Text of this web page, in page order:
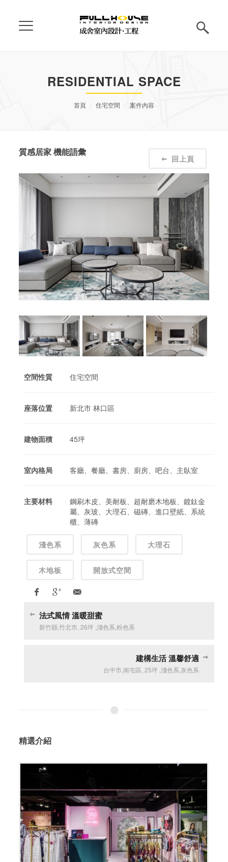
RESIDENTIAL SPACE
首頁 住宅空間 案件內容
質感居家 機能語彙
回上頁
空間性質 住宅空間
座落位置 新北市 林口區
建物面積 45坪
室內格局 客廳、餐廳、書房、廚房、吧台、主臥室
主要材料
鋼刷木皮、美耐板、超耐磨木地板、鍍鈦金
屬、灰玻、大理石、磁磚、進口壁紙、系統
櫃、薄磚
淺色系 灰色系 大理石
木地板 開放式空間
法式風情 溫暖甜蜜
新竹縣,竹北市 ,26坪 ,淺色系 粉色系
建構生活 溫馨舒適
台中市,南屯區 25坪, 淺色系 灰色系
精選介紹